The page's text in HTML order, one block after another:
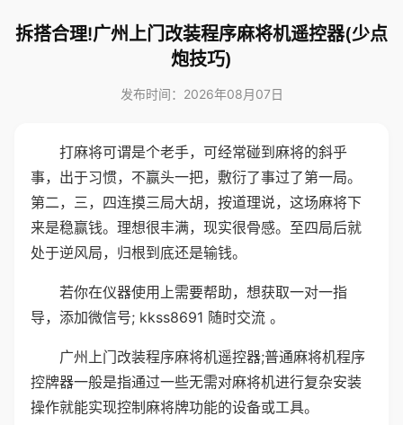
拆搭合理!广州上门改装程序麻将机遥控器(少点
炮技巧)
发布时间：2026年08月07日
打麻将可谓是个老手，可经常碰到麻将的斜乎
事，出于习惯，不赢头一把，敷衍了事过了第一局。
第二，三，四连摸三局大胡，按道理说，这场麻将下
来是稳赢钱。理想很丰满，现实很骨感。至四局后就
处于逆风局，归根到底还是输钱。
若你在仪器使用上需要帮助，想获取一对一指
导，添加微信号; kkss8691 随时交流 。
广州上门改装程序麻将机遥控器;普通麻将机程序
控牌器一般是指通过一些无需对麻将机进行复杂安装
操作就能实现控制麻将牌功能的设备或工具。